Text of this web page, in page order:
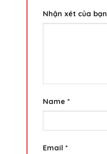
Nhận xét của bạn
Name *
Email *